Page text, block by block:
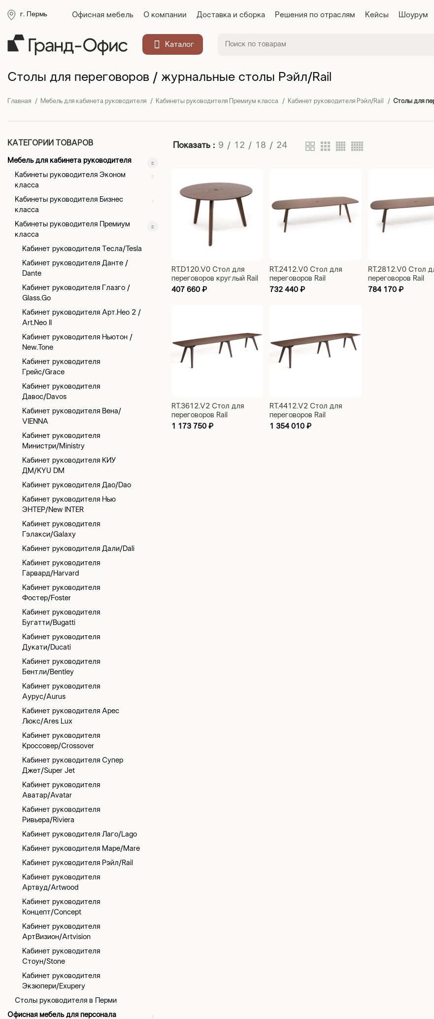
г. Пермь Офисная мебель О компании Доставка и сборка Решения по отраслям Кейсы Шоурум
Каталог
Столы для переговоров / журнальные столы Рэйл/Rail
Главная Мебель для кабинета руководителя Кабинеты руководителя Премиум класса Кабинет руководителя Рэйл/Rail Столы для
КАТЕГОРИИ ТОВАРОВ
Мебель для кабинета руководителя
Кабинеты руководителя Эконом
класса
Кабинеты руководителя Бизнес
класса
Кабинеты руководителя Премиум
класса
Кабинет руководителя Тесла/Tesla
Кабинет руководителя Данте /
Dante
Кабинет руководителя Глазго /
Glass.Go
Кабинет руководителя Арт.Нео 2 /
Art.Neo II
Кабинет руководителя Ньютон /
New.Tone
Кабинет руководителя
Грейс/Grace
Кабинет руководителя
Давос/Davos
Кабинет руководителя Вена/
VIENNA
Кабинет руководителя
Министри/Ministry
Кабинет руководителя КИУ
ДМ/KYU DM
Кабинет руководителя Дао/Dao
Кабинет руководителя Нью
ЭНТЕР/New INTER
Кабинет руководителя
Гэлакси/Galaxy
Кабинет руководителя Дали/Dali
Кабинет руководителя
Гарвард/Harvard
Кабинет руководителя
Фостер/Foster
Кабинет руководителя
Бугатти/Bugatti
Кабинет руководителя
Дукати/Ducati
Кабинет руководителя
Бентли/Bentley
Кабинет руководителя
Аурус/Aurus
Кабинет руководителя Арес
Люкс/Ares Lux
Кабинет руководителя
Кроссовер/Crossover
Кабинет руководителя Супер
Джет/Super Jet
Кабинет руководителя
Аватар/Avatar
Кабинет руководителя
Ривьера/Riviera
Кабинет руководителя Лаго/Lago
Кабинет руководителя Маре/Mare
Кабинет руководителя Рэйл/Rail
Кабинет руководителя
Артвуд/Artwood
Кабинет руководителя
Концепт/Concept
Кабинет руководителя
АртВизион/Artvision
Кабинет руководителя
Стоун/Stone
Кабинет руководителя
Экзюпери/Exupery
Столы руководителя в Перми
Офисная мебель для персонала
Показать 9 12 18 24
RT.D120.V0 Стол для
переговоров круглый Rail
1200x1200x750
407 660 ₽
RT.2412.V0 Стол для
переговоров Rail
2400x1200x750
732 440₽
RT.2812.V0 Стол
переговоров Rail
2800x1200x750
784 170 ₽
RT.3612.V2 Стол для
переговоров Rail
3600x1200x750
1 173 750 ₽
RT.4412.V2 Стол для
переговоров Rail
4400x1200x750
1 354 010₽